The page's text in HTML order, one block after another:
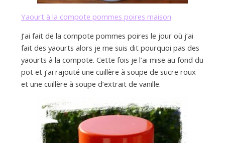
Yaourt à la compote pommes poires maison
J’ai fait de la compote pommes poires le jour où j’ai
fait des yaourts alors je me suis dit pourquoi pas des
yaourts à la compote. Cette fois je l’ai mise au fond du
pot et j’ai rajouté une cuillère à soupe de sucre roux
et une cuillère à soupe d’extrait de vanille.